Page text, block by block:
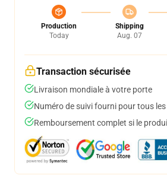
Production
Today
Shipping
Aug. 07
Transaction sécurisée
Livraison mondiale à votre porte
Numéro de suivi fourni pour tous
Remboursement complet si le